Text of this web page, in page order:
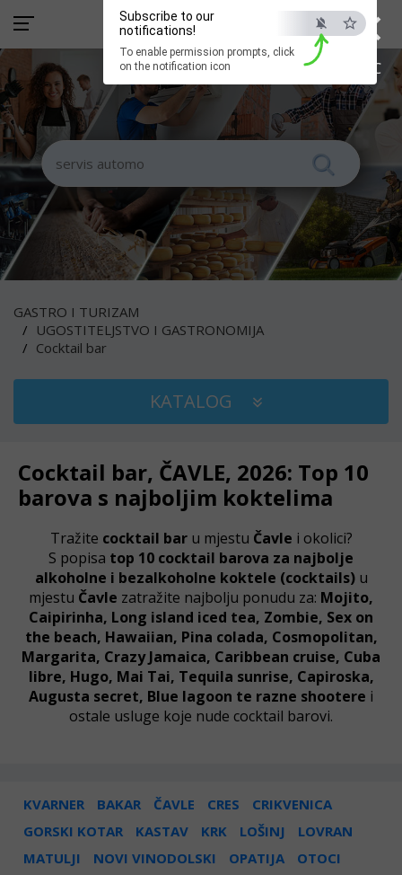
×
ESC
Subscribe to our
notifications!
To enable permission prompts, click
on the notification icon
GASTRO I TURIZAM
UGOSTITELJSTVO I GASTRONOMIJA
Cocktail bar
KATALOG
Cocktail bar, ČAVLE, 2026: Top 10
barova s najboljim koktelima
Tražite cocktail bar u mjestu Čavle i okolici?
S popisa top 10 cocktail barova za najbolje
alkoholne i bezalkoholne koktele (cocktails) u
mjestu Čavle zatražite najbolju ponudu za: Mojito,
Caipirinha, Long island iced tea, Zombie, Sex on
the beach, Hawaiian, Pina colada, Cosmopolitan,
Margarita, Crazy Jamaica, Caribbean cruise, Cuba
libre, Hugo, Mai Tai, Tequila sunrise, Capiroska,
Augusta secret, Blue lagoon te razne shootere i
ostale usluge koje nude cocktail barovi.
KVARNER BAKAR ČAVLE CRES
CRIKVENICA
GORSKI KOTAR
KASTAV KRK LOŠINJ
LOVRAN
MATULJI
NOVI VINODOLSKI OPATIJA
OTOCI